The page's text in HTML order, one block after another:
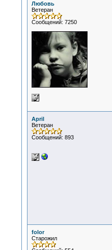
Любовь
Ветеран
Сообщений: 7250
April
Ветеран
Сообщений: 893
folor
Старожил